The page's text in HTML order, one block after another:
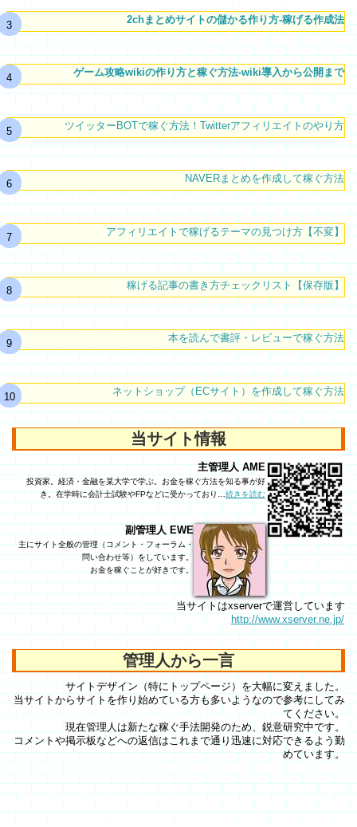
2chまとめサイトの儲かる作り方-稼げる作成法
ゲーム攻略wikiの作り方と稼ぐ方法-wiki導入から公開まで
ツイッターBOTで稼ぐ方法！Twitterアフィリエイトのやり方
NAVERまとめを作成して稼ぐ方法
アフィリエイトで稼げるテーマの見つけ方【不変】
稼げる記事の書き方チェックリスト【保存版】
本を読んで書評・レビューで稼ぐ方法
ネットショップ（ECサイト）を作成して稼ぐ方法
当サイト情報
主管理人 AME
投資家。経済・金融を某大学で学ぶ。お金を稼ぐ方法を知る事が好
き。在学時に会計士試験やFPなどに受かっており…続きを読む
副管理人 EWE
主にサイト全般の管理（コメント・フォーラム・
問い合わせ等）をしています。
お金を稼ぐことが好きです。
当サイトはxserverで運営しています
http://www.xserver.ne.jp/
管理人から一言
サイトデザイン（特にトップページ）を大幅に変えました。
当サイトからサイトを作り始めている方も多いようなので参考にしてみ
てください。
現在管理人は新たな稼ぐ手法開発のため、鋭意研究中です。
コメントや掲示板などへの返信はこれまで通り迅速に対応できるよう勤
めています。